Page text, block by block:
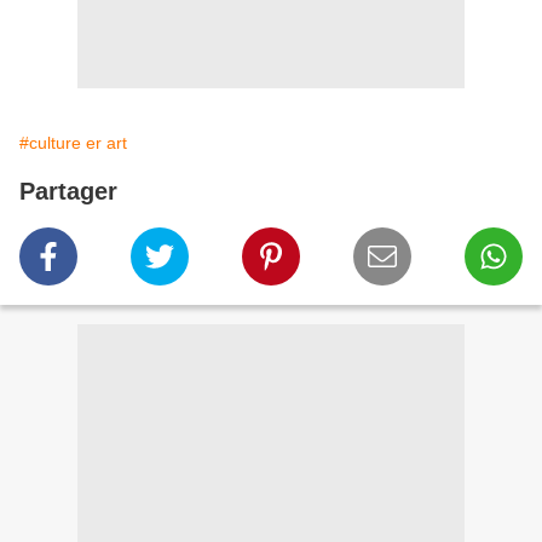
#culture er art
Partager